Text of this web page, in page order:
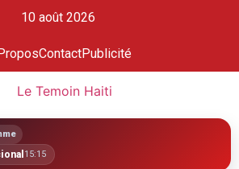
10 août 2026
ContactPublicité
15:15